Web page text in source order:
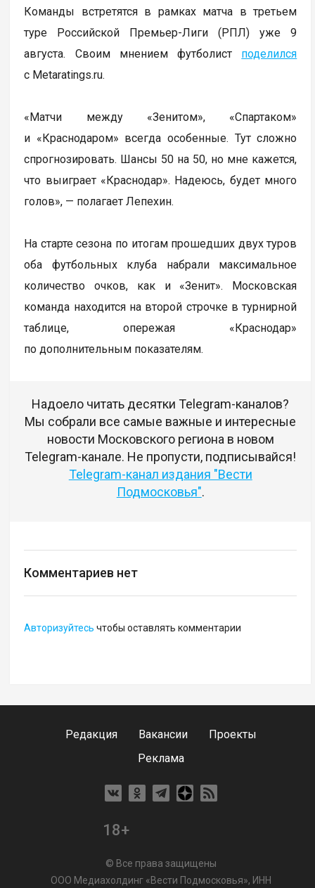
Команды встретятся в рамках матча в третьем
туре Российской Премьер-Лиги (РПЛ) уже 9
августа. Своим мнением футболист поделился
с Metaratings.ru.
«Матчи между «Зенитом», «Спартаком»
и «Краснодаром» всегда особенные. Тут сложно
спрогнозировать. Шансы 50 на 50, но мне кажется,
что выиграет «Краснодар». Надеюсь, будет много
голов», — полагает Лепехин.
На старте сезона по итогам прошедших двух туров
оба футбольных клуба набрали максимальное
количество очков, как и «Зенит». Московская
команда находится на второй строчке в турнирной
таблице, опережая «Краснодар»
по дополнительным показателям.
Надоело читать десятки Telegram-каналов?
Мы собрали все самые важные и интересные
новости Московского региона в новом
Telegram-канале. Не пропусти, подписывайся!
Telegram-канал издания "Вести
Подмосковья".
Комментариев нет
Авторизуйтесь чтобы оставлять комментарии
Редакция Вакансии
Проекты
Реклама
18+
© Все права защищены
ООО Медиахолдинг «Вести Подмосковья», ИНН